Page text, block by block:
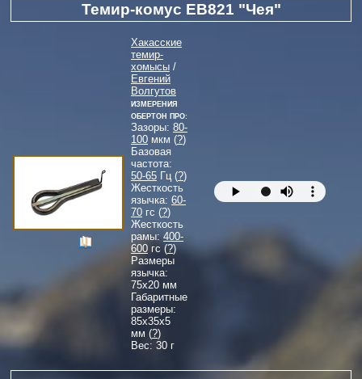
Темир-комус ЕВ821 "Чея"
Хакасские
темир-
хомысы /
Евгений
Волгутов
Измерения
Обертон Про:
Зазоры: 80-
100 мкм (?)
Базовая
частота:
50-65 Гц (?)
Жесткость
язычка: 60-
70 гс (?)
Жесткость
рамы: 400-
600 гс (?)
Размеры
язычка:
75x20 мм
Габаритные
размеры:
85x35x5
мм (?)
Вес: 30 г